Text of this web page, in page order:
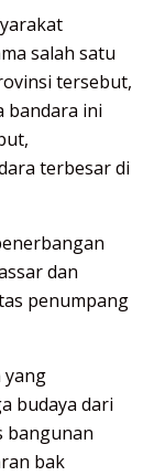
salah satu
tersebut,
bandara ini
terbesar di
dan
penumpang
yang
budaya dari
bangunan
bak